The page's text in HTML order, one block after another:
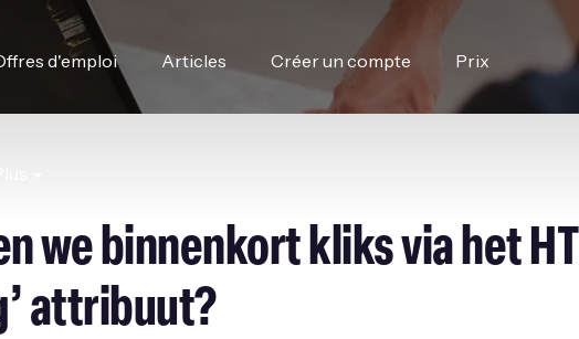
d'emploi Articles Créer un compte Prix
we binnenkort kliks via het
attribuut?